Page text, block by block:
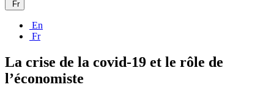
Fr
En
Fr
La crise de la covid-19 et le rôle de
l’économiste